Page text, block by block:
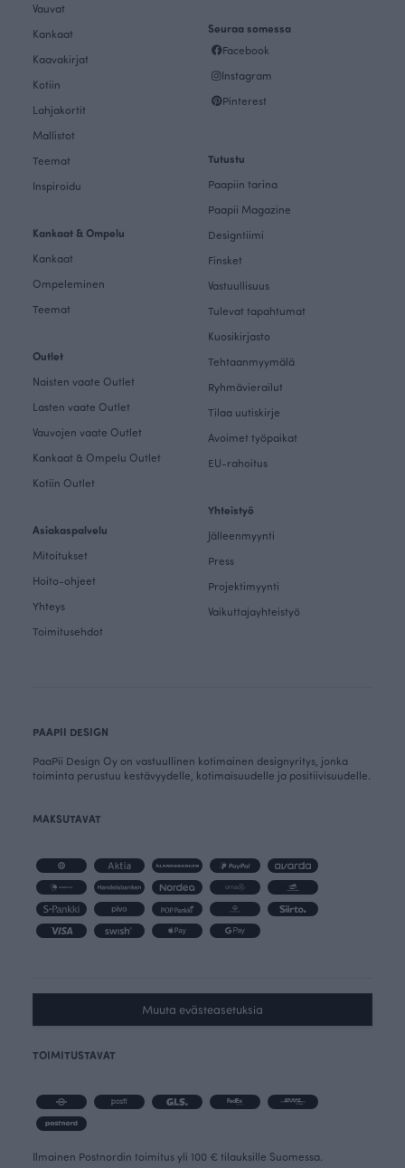
Vauvat
Kankaat
Kaavakirjat
Kotiin
Lahjakortit
Mallistot
Teemat
Inspiroidu
Kankaat & Ompelu
Kankaat
Ompeleminen
Teemat
Outlet
Naisten vaate Outlet
Lasten vaate Outlet
Vauvojen vaate Outlet
Kankaat & Ompelu Outlet
Kotiin Outlet
Asiakaspalvelu
Mitoitukset
Hoito-ohjeet
Yhteys
Toimitusehdot
Seuraa somessa
Facebook
Instagram
Pinterest
Tutustu
Paapiin tarina
Paapii Magazine
Designtiimi
Finsket
Vastuullisuus
Tulevat tapahtumat
Kuosikirjasto
Tehtaanmyymälä
Ryhmävierailut
Tilaa uutiskirje
Avoimet työpaikat
EU-rahoitus
Yhteistyö
Jälleenmyynti
Press
Projektimyynti
Vaikuttajayhteistyö
PAAPII DESIGN
PaaPii Design Oy on vastuullinen kotimainen designyritys, jonka
toiminta perustuu kestävyydelle, kotimaisuudelle ja positiivisuudelle.
MAKSUTAVAT
Muuta evästeasetuksia
TOIMITUSTAVAT
Ilmainen Postnordin toimitus yli 100 € tilauksille Suomessa.